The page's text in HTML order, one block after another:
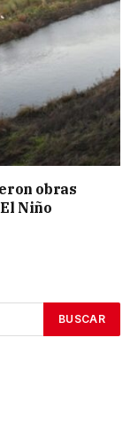
obras
Niño